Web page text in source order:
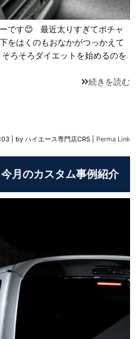
です😊 最近太りすぎてポチャ
をはくのもおなかがつっかえて
ろそろダイエットを始めるのを
続きを読む
by ハイエース専門店CRS Perma Link
月のカスタム事例紹介